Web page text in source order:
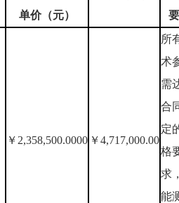
单价（元）
￥2,358,500.0000 ￥4,717,000.00
所
术
需
合
定
格
求
能